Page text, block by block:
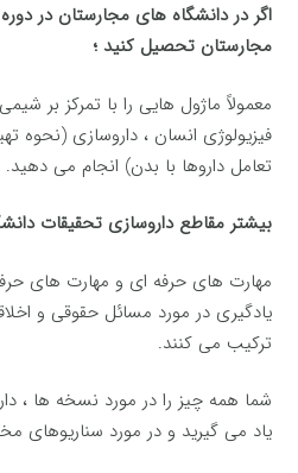
اگر در دانشگاه های مجارستان در
مجارستان تحصیل کنید ؛
معمولاً ماژول هایی را با تمرکز بر
فیزیولوژی انسان ، داروسازی (نحوه
تعامل داروها با بدن) انجام می دهید.
بیشتر مقاطع داروسازی تحقیقات
مهارت های حرفه ای و مهارت های
یادگیری در مورد مسائل حقوقی و
ترکیب می کنند.
شما همه چیز را در مورد نسخه ها ،
یاد می گیرید و در مورد سناریوهای